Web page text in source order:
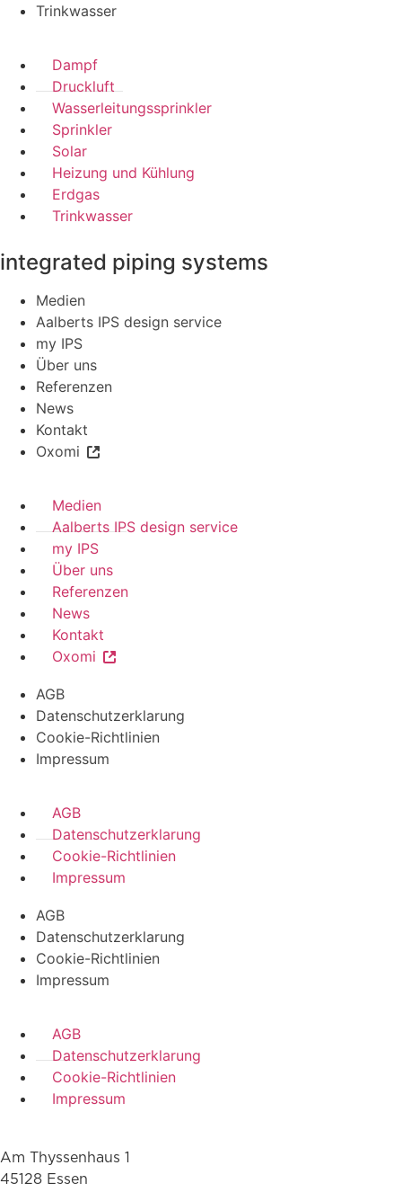
Trinkwasser
Dampf
Druckluft
Wasserleitungssprinkler
Sprinkler
Solar
Heizung und Kühlung
Erdgas
Trinkwasser
integrated piping systems
Medien
Aalberts IPS design service
my IPS
Über uns
Referenzen
News
Kontakt
Oxomi
Medien
Aalberts IPS design service
my IPS
Über uns
Referenzen
News
Kontakt
Oxomi
AGB
Datenschutzerklarung
Cookie-Richtlinien
Impressum
AGB
Datenschutzerklarung
Cookie-Richtlinien
Impressum
AGB
Datenschutzerklarung
Cookie-Richtlinien
Impressum
AGB
Datenschutzerklarung
Cookie-Richtlinien
Impressum
Am Thyssenhaus 1
45128 Essen